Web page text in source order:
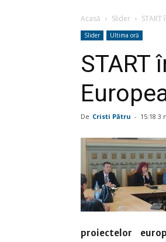
Acasă Slider
Slider Ultima oră
START
De Cristi Pătru - 15:18 3
proiectelor